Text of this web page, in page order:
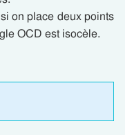
on place deux points
OCD est isocèle.